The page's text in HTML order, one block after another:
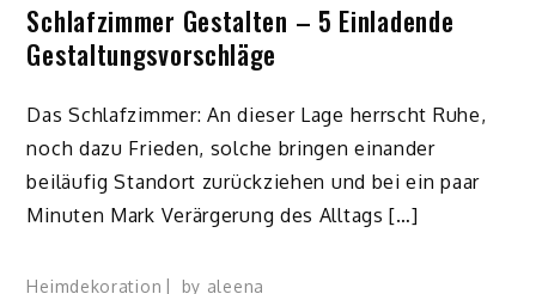
Schlafzimmer Gestalten – 5 Einladende
Gestaltungsvorschläge
Das Schlafzimmer: An dieser Lage herrscht Ruhe,
noch dazu Frieden, solche bringen einander
beiläufig Standort zurückziehen und bei ein paar
Minuten Mark Verärgerung des Alltags […]
Heimdekoration by aleena